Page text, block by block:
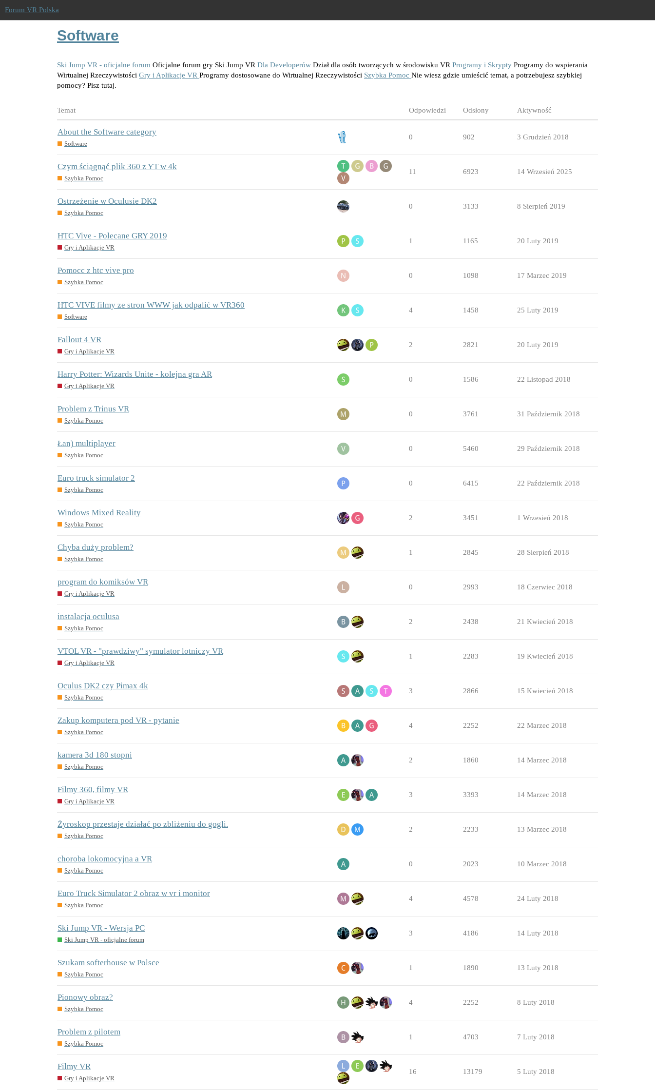
Forum VR Polska
Software
Ski Jump VR - oficjalne forum Oficjalne forum gry Ski Jump VR Dla Developerów Dział dla osób tworzących w środowisku VR Programy i Skrypty Programy do wspierania
Wirtualnej Rzeczywistości Gry i Aplikacje VR Programy dostosowane do Wirtualnej Rzeczywistości Szybka Pomoc Nie wiesz gdzie umieścić temat, a potrzebujesz szybkiej
pomocy? Pisz tutaj.
Temat Odpowiedzi Odsłony Aktywność
About the Software category
Software
0 902 3 Grudzień 2018
Czym ściągnąć plik 360 z YT w 4k
Szybka Pomoc
11 6923 14 Wrzesień 2025
Ostrzeżenie w Oculusie DK2
Szybka Pomoc
0 3133 8 Sierpień 2019
HTC Vive - Polecane GRY 2019
Gry i Aplikacje VR
1 1165 20 Luty 2019
Pomocc z htc vive pro
Szybka Pomoc
0 1098 17 Marzec 2019
HTC VIVE filmy ze stron WWW jak odpalić w VR360
Software
4 1458 25 Luty 2019
Fallout 4 VR
Gry i Aplikacje VR
2 2821 20 Luty 2019
Harry Potter: Wizards Unite - kolejna gra AR
Gry i Aplikacje VR
0 1586 22 Listopad 2018
Problem z Trinus VR
Szybka Pomoc
0 3761 31 Październik 2018
Łan) multiplayer
Szybka Pomoc
0 5460 29 Październik 2018
Euro truck simulator 2
Szybka Pomoc
0 6415 22 Październik 2018
Windows Mixed Reality
Szybka Pomoc
2 3451 1 Wrzesień 2018
Chyba duży problem?
Szybka Pomoc
1 2845 28 Sierpień 2018
program do komiksów VR
Gry i Aplikacje VR
0 2993 18 Czerwiec 2018
instalacja oculusa
Szybka Pomoc
2 2438 21 Kwiecień 2018
VTOL VR - "prawdziwy" symulator lotniczy VR
Gry i Aplikacje VR
1 2283 19 Kwiecień 2018
Oculus DK2 czy Pimax 4k
Szybka Pomoc
3 2866 15 Kwiecień 2018
Zakup komputera pod VR - pytanie
Szybka Pomoc
4 2252 22 Marzec 2018
kamera 3d 180 stopni
Szybka Pomoc
2 1860 14 Marzec 2018
Filmy 360, filmy VR
Gry i Aplikacje VR
3 3393 14 Marzec 2018
Żyroskop przestaje działać po zbliżeniu do gogli.
Szybka Pomoc
2 2233 13 Marzec 2018
choroba lokomocyjna a VR
Szybka Pomoc
0 2023 10 Marzec 2018
Euro Truck Simulator 2 obraz w vr i monitor
Szybka Pomoc
4 4578 24 Luty 2018
Ski Jump VR - Wersja PC
Ski Jump VR - oficjalne forum
3 4186 14 Luty 2018
Szukam softerhouse w Polsce
Szybka Pomoc
1 1890 13 Luty 2018
Pionowy obraz?
Szybka Pomoc
4 2252 8 Luty 2018
Problem z pilotem
Szybka Pomoc
1 4703 7 Luty 2018
Filmy VR
Gry i Aplikacje VR
16 13179 5 Luty 2018